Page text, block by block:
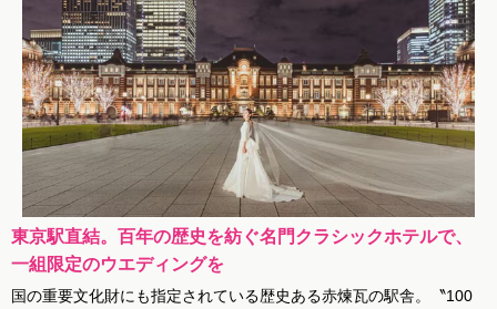
東京駅直結。百年の歴史を紡ぐ名門クラシックホテルで、
一組限定のウエディングを
国の重要文化財にも指定されている歴史ある赤煉瓦の駅舎。〝100